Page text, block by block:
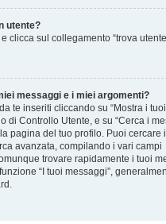
utente?
clicca sul collegamento “trova
messaggi e i miei argomenti?
te inseriti cliccando su “Mostra i
di Controllo Utente, e su “Cerca i
pagina del tuo profilo. Puoi cercare
avanzata, compilando i vari campi
trovare rapidamente i tuoi
“I tuoi messaggi”,